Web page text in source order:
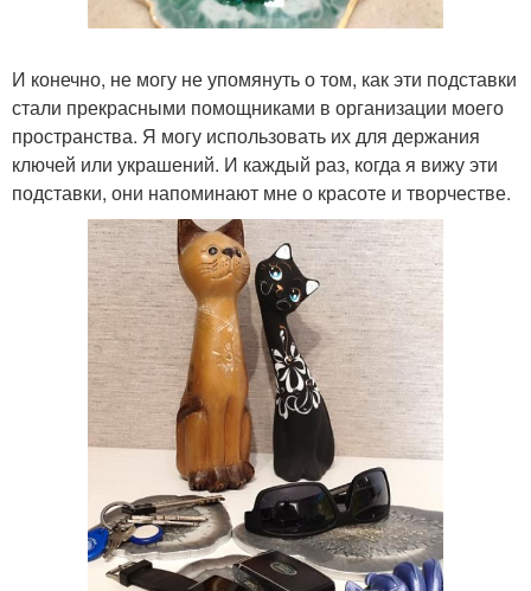
И конечно, не могу не упомянуть о том, как эти подставки
стали прекрасными помощниками в организации моего
пространства. Я могу использовать их для держания
ключей или украшений. И каждый раз, когда я вижу эти
подставки, они напоминают мне о красоте и творчестве.